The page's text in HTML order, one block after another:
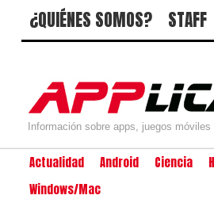
¿QUIÉNES SOMOS? STAFF
Información sobre apps, juegos
Actualidad Android Ciencia
Windows/Mac